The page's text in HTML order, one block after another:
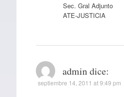
Sec. Gral Adjunto
ATE-JUSTICIA
admin dice:
septiembre 14, 2011 at 9:49 pm